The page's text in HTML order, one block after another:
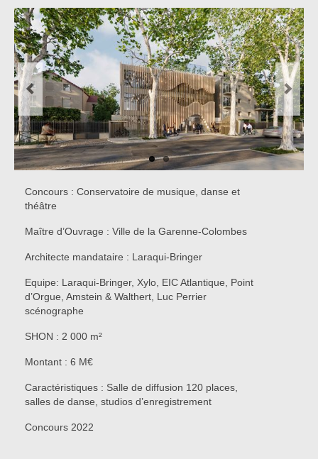
Concours
Réalisations
Presse
Partenaires
Contact
Concours : Conservatoire de musique, danse et
théâtre
Maître d’Ouvrage : Ville de la Garenne-Colombes
Architecte mandataire : Laraqui-Bringer
Equipe: Laraqui-Bringer, Xylo, EIC Atlantique, Point
d’Orgue, Amstein & Walthert, Luc Perrier
scénographe
SHON : 2 000 m²
Montant : 6 M€
Caractéristiques : Salle de diffusion 120 places,
salles de danse, studios d’enregistrement
Concours 2022